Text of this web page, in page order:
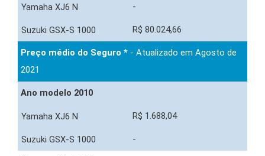
-
R$ 80.024,66
Preço médio do Seguro * - Atualizado em Agosto de
2021
Ano modelo 2010
R$ 1.688,04
-